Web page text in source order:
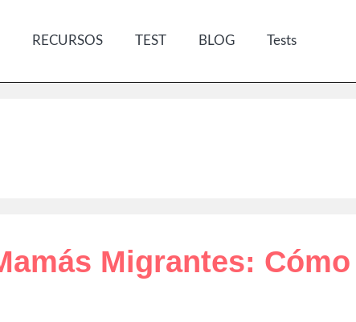
RECURSOS TEST BLOG Tests
Migrantes: Cómo